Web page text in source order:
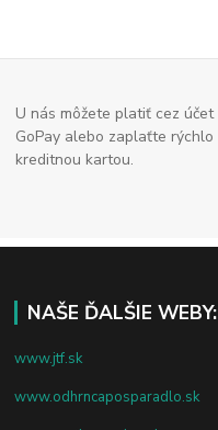
U nás môžete platiť cez účet
GoPay alebo zaplaťte rýchlo
kreditnou kartou.
NAŠE ĎALŠIE WEBY:
www.jtf.sk
www.odhrncaposparadlo.sk